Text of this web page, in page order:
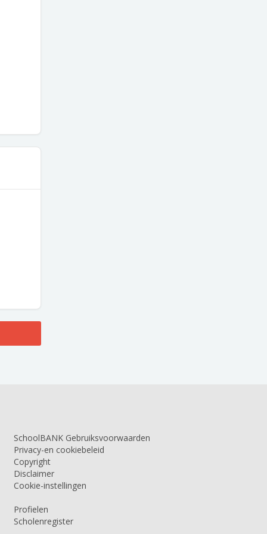
SchoolBANK Gebruiksvoorwaarden
Privacy-en cookiebeleid
Copyright
Disclaimer
Cookie-instellingen
Profielen
Scholenregister